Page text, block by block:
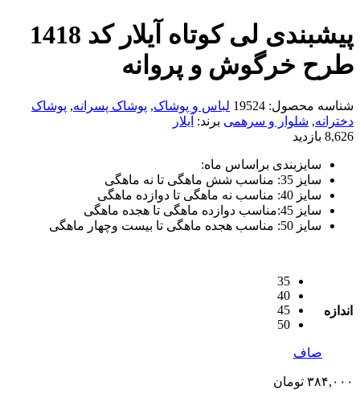
پیشبندی لی کوتاه آیلار کد 1418
طرح خرگوش و پروانه
شناسه محصول: 19524 لباس و پوشاک, پوشاک پسرانه, پوشاک
دخترانه, شلوار و سرهمی برند: آیلار
8,626 بازدید
سایزبندی براساس ماه:
سایز 35: مناسب شش ماهگی تا نه ماهگی
سایز 40: مناسب نه ماهگی تا دوازده ماهگی
سایز 45:مناسب دوازده ماهگی تا هجده ماهگی
سایز 50: مناسب هجده ماهگی تا بیست وچهار ماهگی
اندازه
35
40
45
50
صاف
۳۸۴,۰۰۰ تومان